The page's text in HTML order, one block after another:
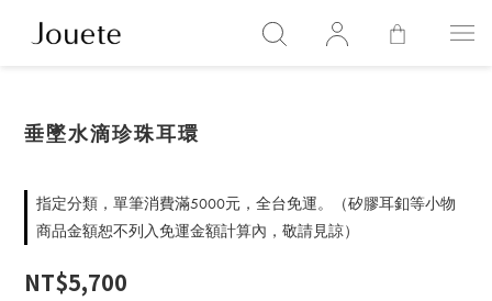
垂墜水滴珍珠耳環
指定分類，單筆消費滿5000元，全台免運。（矽膠耳釦等小物
商品金額恕不列入免運金額計算內，敬請見諒）
NT$5,700